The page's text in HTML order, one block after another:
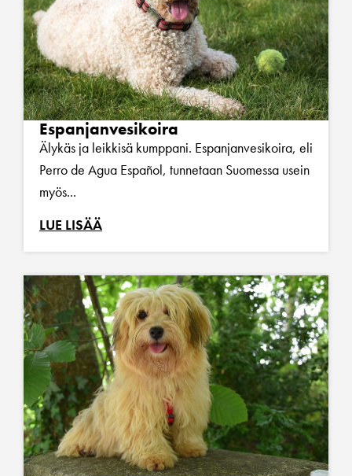
Espanjanvesikoira
Älykäs ja leikkisä kumppani. Espanjanvesikoira, eli
Perro de Agua Español, tunnetaan Suomessa usein
myös...
LUE LISÄÄ